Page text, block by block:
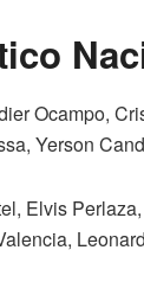
Ocampo,
Yerson
Elvis